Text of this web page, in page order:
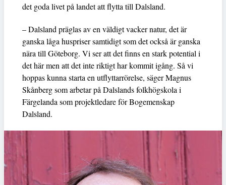
det goda livet på landet att flytta till Dalsland.
– Dalsland präglas av en väldigt vacker natur, det är
ganska låga huspriser samtidigt som det också är ganska
nära till Göteborg. Vi ser att det finns en stark potential i
det här men att det inte riktigt har kommit igång. Så vi
hoppas kunna starta en utflyttarrörelse, säger Magnus
Skånberg som arbetar på Dalslands folkhögskola i
Färgelanda som projektledare för Bogemenskap
Dalsland.